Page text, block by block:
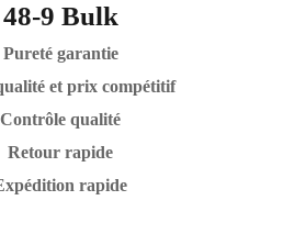
48-9 Bulk
Pureté garantie
et prix compétitif
Contrôle qualité
Retour rapide
rapide